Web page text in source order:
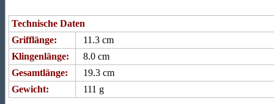
Technische Daten
Grifflänge:
11.3 cm
Klingenlänge:
8.0 cm
Gesamtlänge:
19.3 cm
Gewicht:
111 g